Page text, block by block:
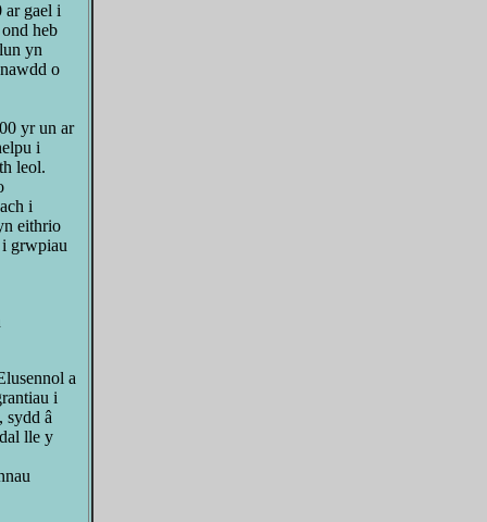
ar gael i
heb
yn
o
yr un ar
i
leol.
i
eithrio
grwpiau
a
i
sydd â
lle y